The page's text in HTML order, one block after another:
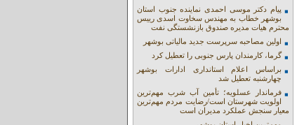
پیام دکتر موسی احمدی نماینده جنوب استان
بوشهر خطاب به مهندس سخاوت اسدی رییس
محترم هیات مدیره صندوق بازنشستگی نفت
اولین مصاحبه سرپرست جدید مالیاتی بوشهر
گرما، کارمندان پارس جنوبی را تعطیل کرد
براساس اعلام استانداری ادارات بوشهر
چهارشنبه تعطیل شد
فرماندار عسلویه؛ تأمین آب شرب مهم‌ترین
اولویت شهرستان است/رضایت مردم مهم‌ترین
معیار سنجش عملکرد مدیران است